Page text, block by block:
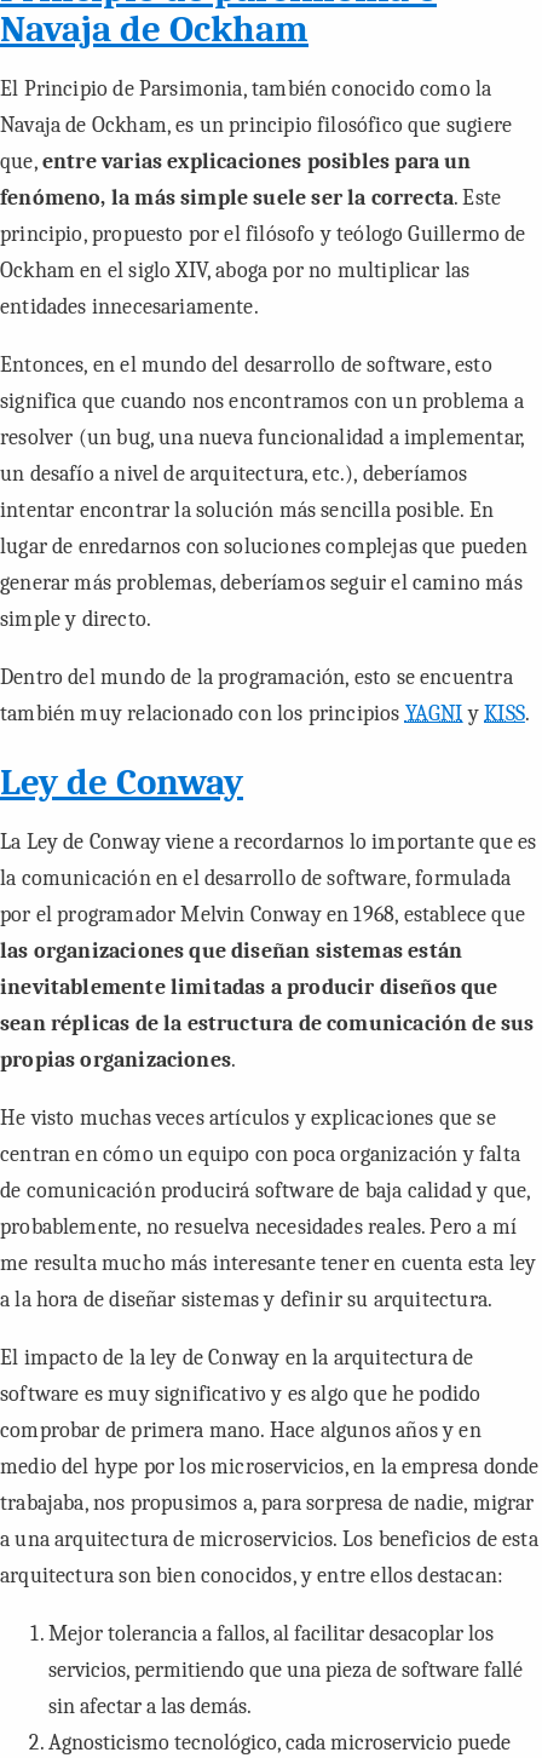
Navaja de Ockham
El Principio de Parsimonia, también conocido como la
Navaja de Ockham, es un principio filosófico que sugiere
que,entre varias explicaciones posibles para un
fenómeno, la más simple suele ser la correcta. Este
principio, propuesto por el filósofo y teólogo Guillermo de
Ockham en el siglo XIV, aboga por no multiplicar las
entidades innecesariamente.
Entonces, en el mundo del desarrollo de software, esto
significa que cuando nos encontramos con un problema a
resolver (un bug, una nueva funcionalidad a implementar,
un desafío a nivel de arquitectura, etc.), deberíamos
intentar encontrar la solución más sencilla posible. En
lugar de enredarnos con soluciones complejas que pueden
generar más problemas, deberíamos seguir el camino más
simple y directo.
Dentro del mundo de la programación, esto se encuentra
también muy relacionado con los principios YAGNIyKISS.
Ley de Conway
La Ley de Conway viene a recordarnos lo importante que es
la comunicación en el desarrollo de software, formulada
por el programador Melvin Conway en 1968, establece que
las organizaciones que diseñan sistemas están
inevitablemente limitadas a producir diseños que
sean réplicas de la estructura de comunicación de sus
propias organizaciones.
He visto muchas veces artículos y explicaciones que se
centran en cómo un equipo con poca organización y falta
de comunicación producirá software de baja calidad y que,
probablemente, no resuelva necesidades reales. Pero a mí
me resulta mucho más interesante tener en cuenta esta ley
a la hora de diseñar sistemas y definir su arquitectura.
El impacto de la ley de Conway en la arquitectura de
software es muy significativo y es algo que he podido
comprobar de primera mano. Hace algunos años y en
medio del hype por los microservicios, en la empresa donde
trabajaba, nos propusimos a, para sorpresa de nadie, migrar
a una arquitectura de microservicios. Los beneficios de esta
arquitectura son bien conocidos, y entre ellos destacan:
Mejor tolerancia a fallos, al facilitar desacoplar los
servicios, permitiendo que una pieza de software fallé
sin afectar a las demás.
Agnosticismo tecnológico, cada microservicio puede